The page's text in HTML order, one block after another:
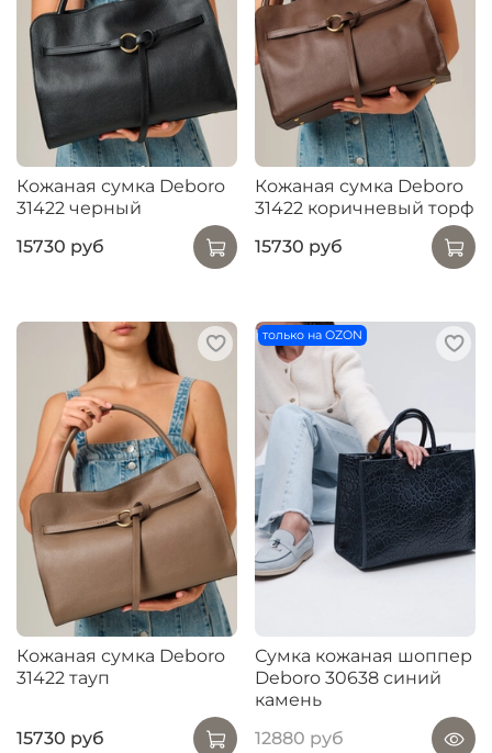
Кожаная сумка Deboro
31422 черный
15730 руб
Кожаная сумка Deboro
31422 коричневый торф
15730 руб
Кожаная сумка Deboro
31422 тауп
15730 руб
только на OZON
Сумка кожаная шоппер
Deboro 30638 синий
камень
12880 руб